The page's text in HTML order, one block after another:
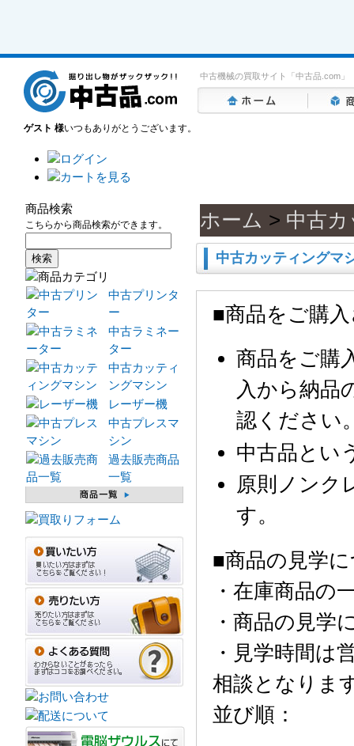
中古機械の買取サイト「中古品.com」
ゲスト 様いつもありがとうございます。
ホーム > 中古
中古カッティングマ
■商品をご購
商品をご購
入から納品
認ください
中古品とい
原則ノンク
す。
■商品の見学
・在庫商品の
・商品の見学
・見学時間は
相談となりま
並び順：
商品検索
こちらから商品検索ができます。
中古プリンタ
ー
中古ラミネー
ター
中古カッティ
ングマシン
レーザー機
中古プレスマ
シン
過去販売商品
一覧